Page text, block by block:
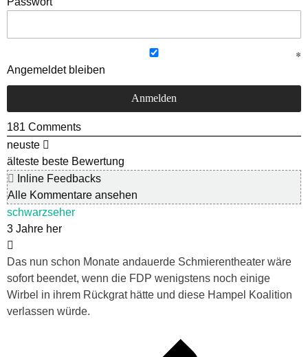
Angemeldet bleiben
181 Comments
neuste
älteste beste Bewertung
Inline Feedbacks
Alle Kommentare ansehen
schwarzseher
3 Jahre her
Das nun schon Monate andauerde Schmierentheater wäre
sofort beendet, wenn die FDP wenigstens noch einige
Wirbel in ihrem Rückgrat hätte und diese Hampel Koalition
verlassen würde.